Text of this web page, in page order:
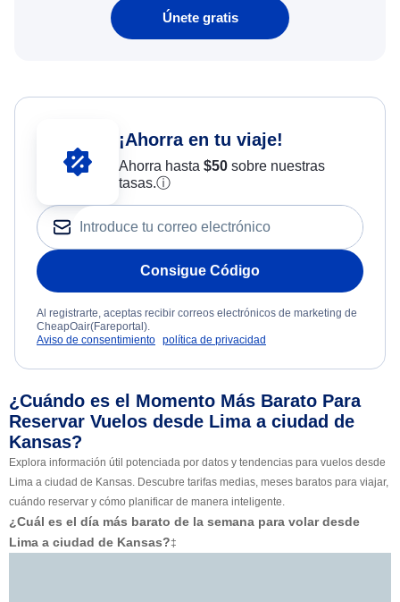
Únete gratis
¡Ahorra en tu viaje!
Ahorra hasta $50sobre nuestras
tasas.ⓘ
Consigue Código
Al registrarte, aceptas recibir correos electrónicos de marketing de
CheapOair(Fareportal).
Aviso de consentimiento política de privacidad
¿Cuándo es el Momento Más Barato Para
Reservar Vuelos desde Lima a ciudad de
Kansas?
Explora información útil potenciada por datos y tendencias para vuelos desde
Lima a ciudad de Kansas. Descubre tarifas medias, meses baratos para viajar,
cuándo reservar y cómo planificar de manera inteligente.
¿Cuál es el día más barato de la semana para volar desde
Lima a ciudad de Kansas?‡